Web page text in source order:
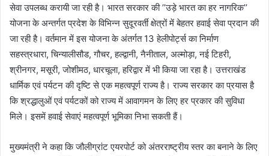
सेवा उपलब्ध करायी जा रही है। भारत सरकार की ’’उड़े भारत का हर नागरिक’’
योजना के अन्तर्गत प्रदेश के विभिन्न सुदूरवर्ती क्षेत्रों में बेहतर हवाई सेवा प्रदान की
जा रही है। वर्तमान में इस योजना के अंतर्गत 13 हेलीपोर्ट्स का निर्माण
सहस्त्रधारा, चिन्यालीसौड, गौचर, हल्द्वानी, नैनीताल, अल्मोड़ा, नई टिहरी,
श्रीनगर, मसूरी, जोशीमठ, धारचूला, हरिद्वार में भी किया जा रहा है। उत्तराखंड
धार्मिक एवं पर्यटन की दृष्टि से एक महत्वपूर्ण राज्य है। राज्य सरकार का प्रयास है
कि श्रद्धालुओं एवं पर्यटकों को राज्य में आवागमन के लिए हर प्रकार की सुविधा
मिले। इसमें हवाई सेवाएं महत्वपूर्ण भूमिका निभा सकती हैं।
मुख्यमंत्री ने कहा कि जौलीग्रांट एयरपोर्ट को अंतरराष्ट्रीय स्तर का बनाने के लिए